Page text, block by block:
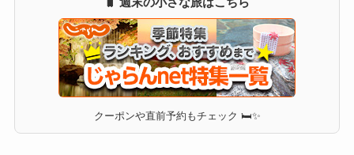
クーポンや直前予約もチェック 🛏✨